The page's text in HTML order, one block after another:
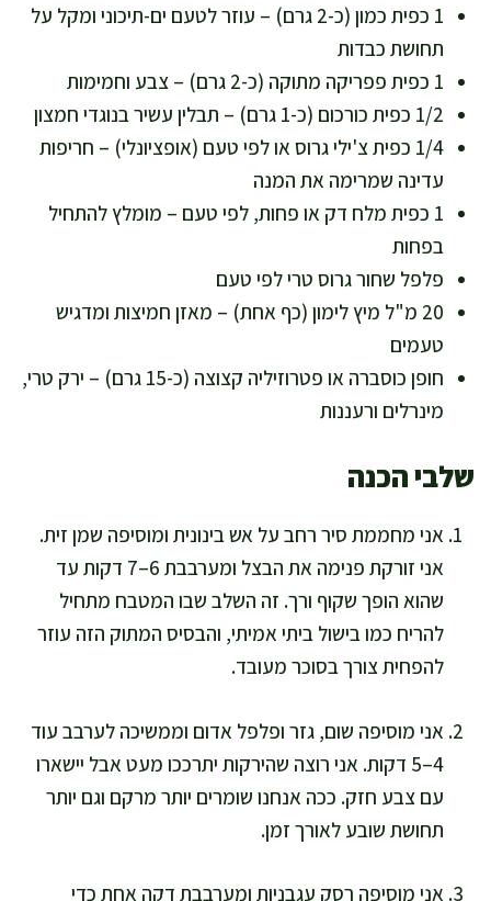
1 כפית כמון (כ-2 גרם) – עוזר לטעם ים-תיכוני ומקל על
תחושת כבדות
1 כפית פפריקה מתוקה (כ-2 גרם) – צבע וחמימות
1/2 כפית כורכום (כ-1 גרם) – תבלין עשיר בנוגדי חמצון
1/4 כפית צ'ילי גרוס או לפי טעם (אופציונלי) – חריפות
עדינה שמרימה את המנה
1 כפית מלח דק או פחות, לפי טעם – מומלץ להתחיל
בפחות
פלפל שחור גרוס טרי לפי טעם
20 מ"ל מיץ לימון (כף אחת) – מאזן חמיצות ומדגיש
טעמים
חופן כוסברה או פטרוזיליה קצוצה (כ-15 גרם) – ירק טרי,
מינרלים ורעננות
שלבי הכנה
אני מחממת סיר רחב על אש בינונית ומוסיפה שמן זית.
אני זורקת פנימה את הבצל ומערבבת 6–7 דקות עד
שהוא הופך שקוף ורך. זה השלב שבו המטבח מתחיל
להריח כמו בישול ביתי אמיתי, והבסיס המתוק הזה עוזר
להפחית צורך בסוכר מעובד.
אני מוסיפה שום, גזר ופלפל אדום וממשיכה לערבב עוד
4–5 דקות. אני רוצה שהירקות יתרככו מעט אבל יישארו
עם צבע חזק. ככה אנחנו שומרים יותר מרקם וגם יותר
תחושת שובע לאורך זמן.
אני מוסיפה רסק עגבניות ומערבבת דקה אחת כדי